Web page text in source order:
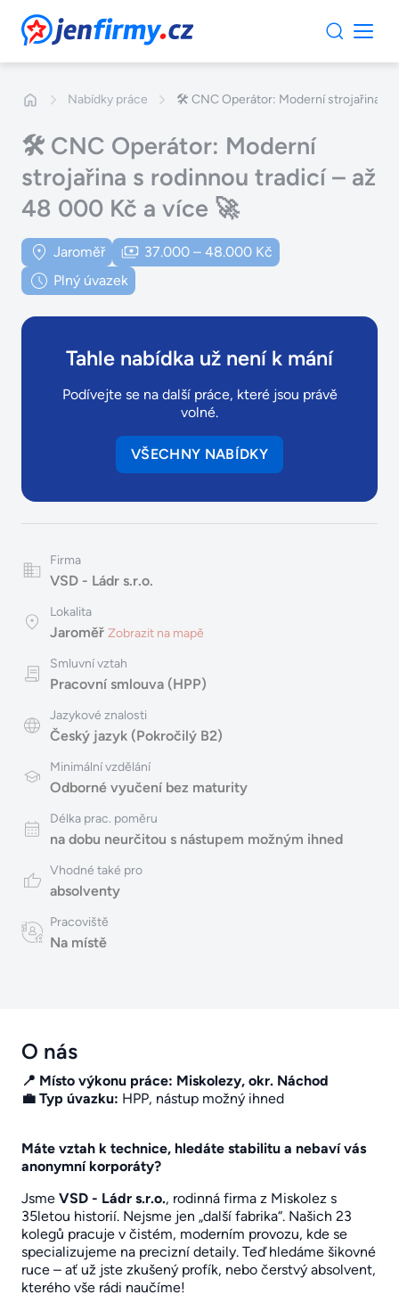
JenFirmy.cz
Nabídky práce 🛠️ CNC Operátor: Moderní strojařina s
🛠️ CNC Operátor: Moderní
strojařina s rodinnou tradicí – až
48 000 Kč a více 🚀
Jaroměř
37.000 – 48.000 Kč
Plný úvazek
Tahle nabídka už není k mání
Podívejte se na další práce, které jsou právě
volné.
VŠECHNY NABÍDKY
Firma
VSD - Ládr s.r.o.
Lokalita
Jaroměř Zobrazit na mapě
Smluvní vztah
Pracovní smlouva (HPP)
Jazykové znalosti
Český jazyk (Pokročilý B2)
Minimální vzdělání
Odborné vyučení bez maturity
Délka prac. poměru
na dobu neurčitou s nástupem možným ihned
Vhodné také pro
absolventy
Pracoviště
Na místě
O nás
📍 Místo výkonu práce: Miskolezy, okr. Náchod
💼 Typ úvazku: HPP, nástup možný ihned
Máte vztah k technice, hledáte stabilitu a nebaví vás
anonymní korporáty?
Jsme VSD - Ládr s.r.o., rodinná firma z Miskolez s
35letou historií. Nejsme jen „další fabrika“. Našich 23
kolegů pracuje v čistém, moderním provozu, kde se
specializujeme na precizní detaily. Teď hledáme šikovné
ruce – ať už jste zkušený profík, nebo čerstvý absolvent,
kterého vše rádi naučíme!